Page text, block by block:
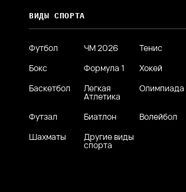
ВИДЫ СПОРТА
Футбол ЧМ 2026
Тенис
Бокс
Формула 1
Хокей
Баскетбол
Легкая
Атлетика
Олимпиада
Футзал Биатлон
Волейбол
Шахматы
Другие виды
спорта